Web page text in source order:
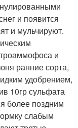
и появится
и мульчируют.
и
ранние сорта,
удобрением,
10гр сульфата
более поздним
слабым